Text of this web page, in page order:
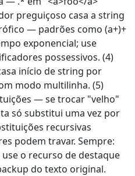
preguiçoso casa a string
— padrões como (a+)+
exponencial; use
possessivos. (4)
início de string por
modo multilinha. (5)
— se trocar "velho"
só substitui uma vez por
recursivas
podem travar. Sempre:
o recurso de destaque
do texto original.